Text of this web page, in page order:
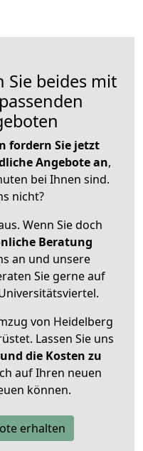
Sie beides mit
fordern Sie jetzt
Angebote an,
bei Ihnen sind.
nicht?
Wenn Sie doch
Beratung
an und unsere
Sie gerne auf
von Heidelberg
Lassen Sie uns
die Kosten zu
auf Ihren neuen
können.
erhalten